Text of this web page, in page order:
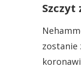
zostanie